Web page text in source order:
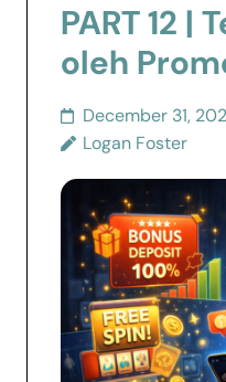
PART 12 |
oleh
December 31,
Logan Foster